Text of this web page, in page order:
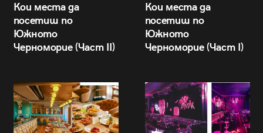
Кои места да
посетиш по
Южното
Черноморие (Част II)
Кои места да
посетиш по
Южното
Черноморие (Част I)